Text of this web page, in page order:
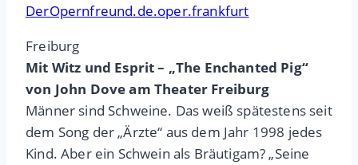
DerOpernfreund.de.oper.frankfurt
Freiburg
Mit Witz und Esprit – „The Enchanted Pig“
von John Dove am Theater Freiburg
Männer sind Schweine. Das weiß spätestens seit
dem Song der „Ärzte“ aus dem Jahr 1998 jedes
Kind. Aber ein Schwein als Bräutigam? „Seine